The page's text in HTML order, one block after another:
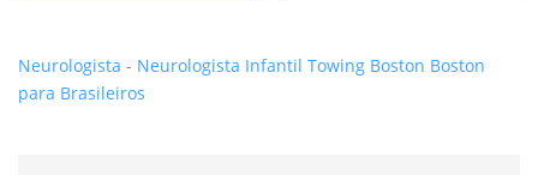
Neurologista - Neurologista Infantil Towing Boston Boston
para Brasileiros